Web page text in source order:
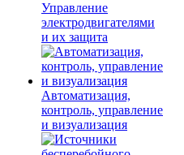
Управление
электродвигателями
и их защита
Автоматизация,
контроль, управление
и визуализация